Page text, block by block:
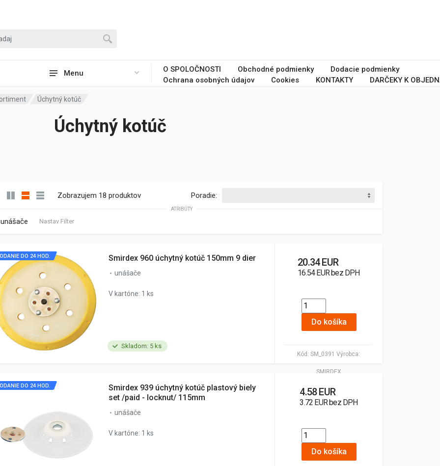
Menu O SPOLOČNOSTI Obchodné podmienky
Dodacie podmienky
Ochrana osobných údajov
Cookies KONTAKTY DARČEKY K
Úchytný kotúč
Úchytný kotúč
Zobrazujem 18 produktov Poradie:
ATRIBÚTY
unášače Nastav Filter
Skladom: 5 ks
Kód: SM_0391 Výrobca:
SMIRDEX
DO 24 HOD. Smirdex 960 úchytný kotúč 150mm 9 dier
unášače
V kartóne: 1 ks
20.34 EUR
16.54 EUR bez DPH
Do košíka
DO 24 HOD.
Smirdex 939 úchytný kotúč plastový biely
set /paid - locknut/ 115mm
unášače
V kartóne: 1 ks
4.58 EUR
3.72 EUR bez DPH
Do košíka